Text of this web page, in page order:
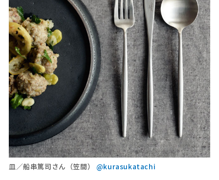
皿／船串篤司さん（笠間） @kurasukatachi